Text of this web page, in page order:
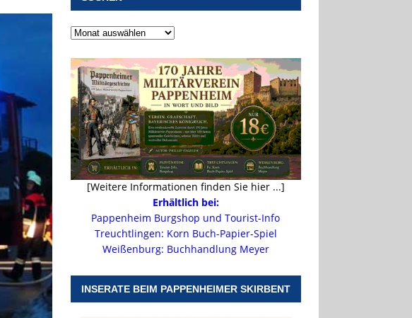
[Weitere Informationen finden Sie hier ...]
Erhältlich bei:
Pappenheim Burgshop und Tourist-Info
Treuchtlingen: Korn Buch-Papier-Spiel
Weißenburg: Buchhandlung Meyer
INSERATE BEIM PAPPENHEIMER SKIRBENT